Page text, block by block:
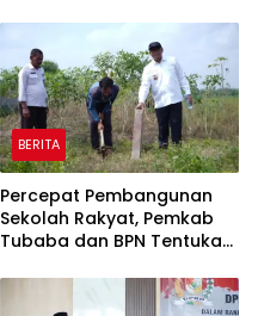
BERITA
Percepat Pembangunan
Sekolah Rakyat, Pemkab
Tubaba dan BPN Tentukan